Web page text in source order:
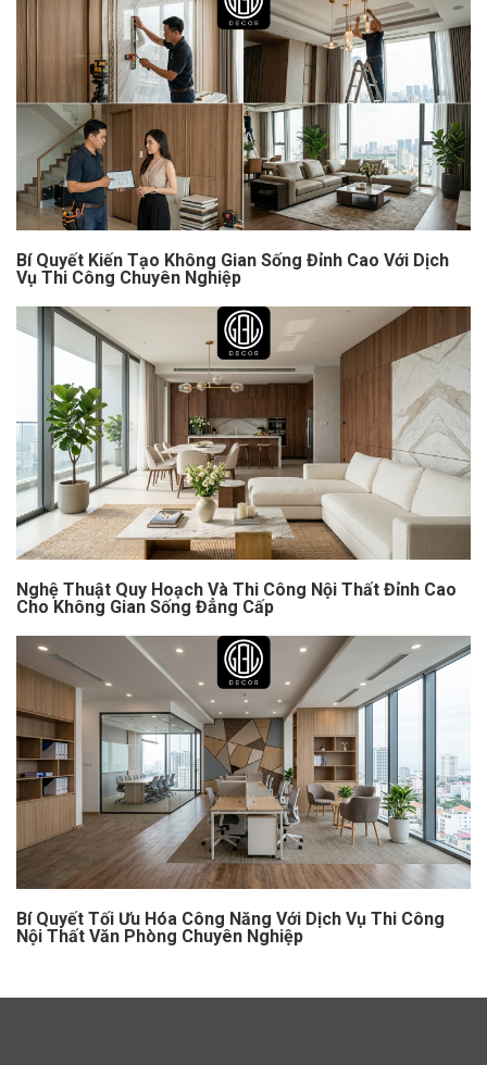
Bí Quyết Kiến Tạo Không Gian Sống Đỉnh Cao Với Dịch
Vụ Thi Công Chuyên Nghiệp
Nghệ Thuật Quy Hoạch Và Thi Công Nội Thất Đỉnh Cao
Cho Không Gian Sống Đẳng Cấp
Bí Quyết Tối Ưu Hóa Công Năng Với Dịch Vụ Thi Công
Nội Thất Văn Phòng Chuyên Nghiệp